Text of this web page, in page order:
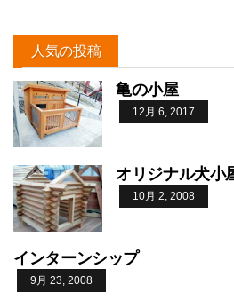
人気の投稿
亀の小屋
12月 6, 2017
オリジナル犬小
10月 2, 2008
インターンシップ
9月 23, 2008